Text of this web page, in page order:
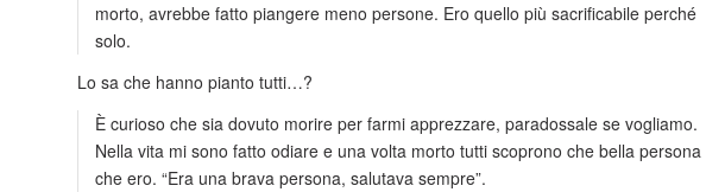
morto, avrebbe fatto piangere meno persone. Ero quello più sacrificabile perché
solo.
Lo sa che hanno pianto tutti…?
È curioso che sia dovuto morire per farmi apprezzare, paradossale se vogliamo.
Nella vita mi sono fatto odiare e una volta morto tutti scoprono che bella persona
che ero. “Era una brava persona, salutava sempre”.